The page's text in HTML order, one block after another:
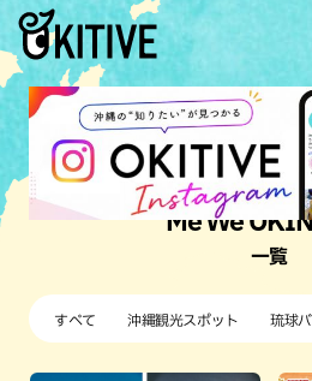
Me We
一覧
すべて 沖縄観光スポット 琉球